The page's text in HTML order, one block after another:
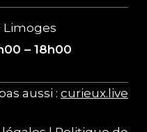
Limoges
– 18h00
aussi :curieux.live